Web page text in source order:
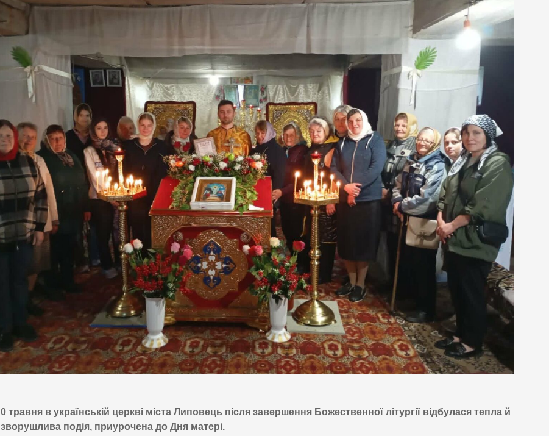
0 травня в українській церкві міста Липовець після завершення Божественної літургії відбулася тепла й
зворушлива подія, приурочена до Дня матері.